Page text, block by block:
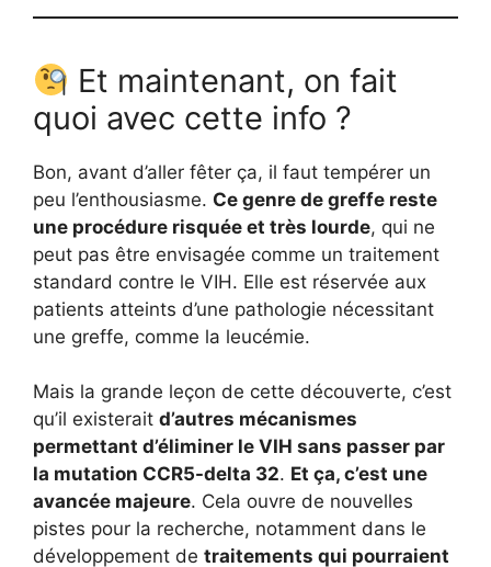
Et maintenant, on fait
quoi avec cette info ?
Bon, avant d’aller fêter ça, il faut tempérer un
peu l’enthousiasme. Ce genre de greffe reste
une procédure risquée et très lourde, qui ne
peut pas être envisagée comme un traitement
standard contre le VIH. Elle est réservée aux
patients atteints d’une pathologie nécessitant
une greffe, comme la leucémie.
Mais la grande leçon de cette découverte, c’est
qu’il existerait d’autres mécanismes
permettant d’éliminer le VIH sans passer par
la mutation CCR5-delta 32. Et ça, c’est une
avancée majeure. Cela ouvre de nouvelles
pistes pour la recherche, notamment dans le
développement de traitements qui pourraient